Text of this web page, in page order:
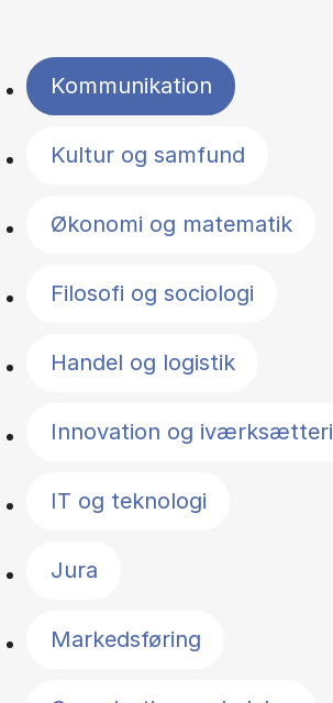
Filter by topics
Kommunikation
Kultur og samfund
Økonomi og matematik
Filosofi og sociologi
Handel og logistik
Innovation og iværksætteri
IT og teknologi
Jura
Markedsføring